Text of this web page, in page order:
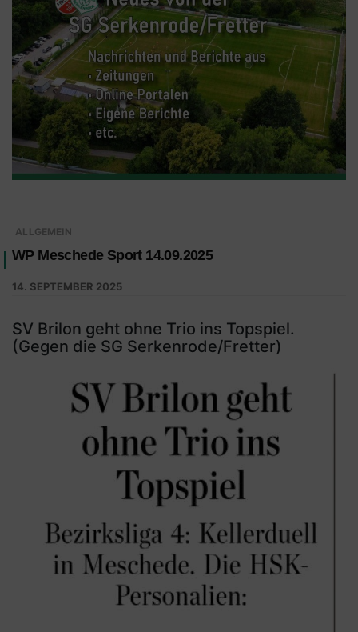
ALLGEMEIN
WP Meschede Sport 14.09.2025
14. SEPTEMBER 2025
SV Brilon geht ohne Trio ins Topspiel.
(Gegen die SG Serkenrode/Fretter)